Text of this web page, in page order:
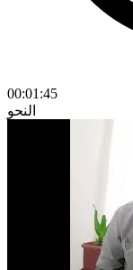
00:01:45
النحو